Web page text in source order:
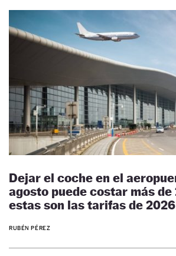
Dejar el coche en el
agosto puede costar más de
estas son las tarifas de 2026
RUBÉN PÉREZ